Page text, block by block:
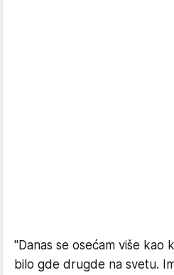
"Danas se osećam više kao
bilo gde drugde na svetu.